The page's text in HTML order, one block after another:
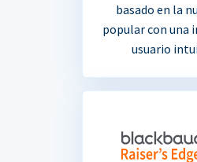
basado en la
popular con una
usuario